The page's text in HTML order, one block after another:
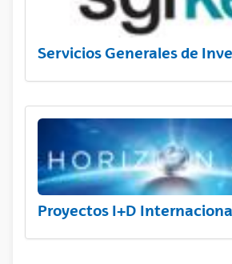
Servicios Generales de
Proyectos I+D